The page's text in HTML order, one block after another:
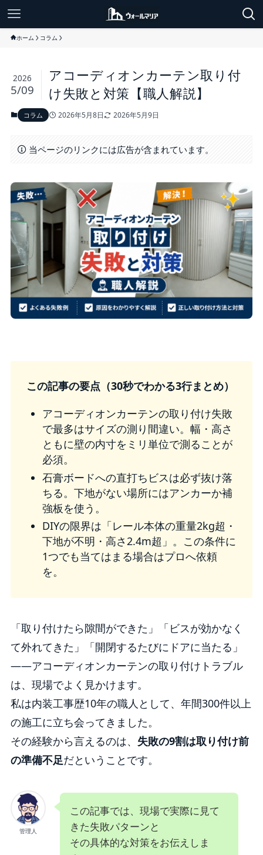
ホーム コラム
アコーディオンカーテン取り付
け失敗と対策【職人解説】
2026
5/09
コラム 2026年5月8日 2026年5月9日
当ページのリンクには広告が含まれています。
この記事の要点（30秒でわかる3行まとめ）
アコーディオンカーテンの取り付け失敗
で最多はサイズの測り間違い。幅・高さ
ともに壁の内寸をミリ単位で測ることが
必須。
石膏ボードへの直打ちビスは必ず抜け落
ちる。下地がない場所にはアンカーか補
強板を使う。
DIYの限界は「レール本体の重量2kg超・
下地が不明・高さ2.4m超」。この条件に
1つでも当てはまる場合はプロへ依頼
を。
「取り付けたら隙間ができた」「ビスが効かなく
て外れてきた」「開閉するたびにドアに当たる」
——アコーディオンカーテンの取り付けトラブル
は、現場でよく見かけます。
私は内装工事歴10年の職人として、年間300件以上
の施工に立ち会ってきました。
その経験から言えるのは、 失敗の9割は取り付け前
の準備不足だということです。
管理人
この記事では、現場で実際に見て
きた失敗パターンと
その具体的な対策をお伝えしま